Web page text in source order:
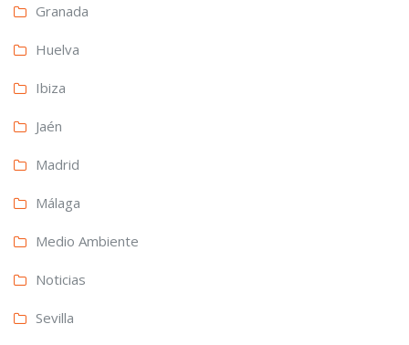
Granada
Huelva
Ibiza
Jaén
Madrid
Málaga
Medio Ambiente
Noticias
Sevilla